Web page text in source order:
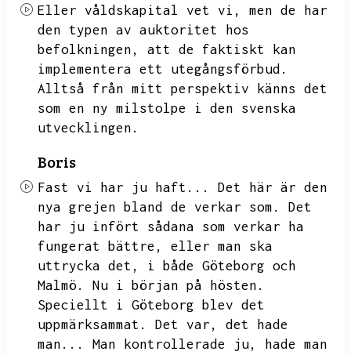
Eller våldskapital vet vi,
men de har
den typen av auktoritet hos
befolkningen,
att de faktiskt kan
implementera ett utegångsförbud.
Alltså från mitt perspektiv känns det
som en ny milstolpe i den svenska
utvecklingen.
Boris
Fast vi har ju haft...
Det här är den
nya grejen bland de verkar som.
Det
har ju infört sådana som verkar ha
fungerat bättre,
eller man ska
uttrycka det,
i både Göteborg och
Malmö.
Nu i början på hösten.
Speciellt i Göteborg blev det
uppmärksammat.
Det var,
det hade
man...
Man kontrollerade ju,
hade man